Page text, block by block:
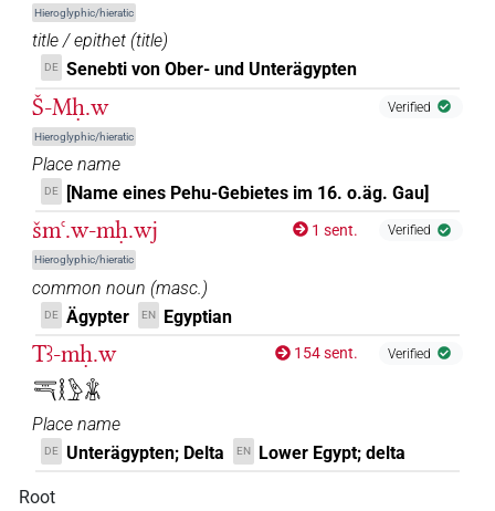
Hieroglyphic/hieratic
title / epithet (title)
DE Senebti von Ober- und Unterägypten
Š-Mḥ.w
Hieroglyphic/hieratic
Verified
Place name
DE [Name eines Pehu-Gebietes im 16. o.äg. Gau]
šmꜥ.w-mḥ.wj
Hieroglyphic/hieratic
1 sent. Verified
common noun (masc.)
DE Ägypter EN Egyptian
Tꜣ-mḥ.w
𓇾𓎔𓎛𓅱𓇇
154 sent. Verified
Place name
DE Unterägypten; Delta EN Lower Egypt; delta
Root